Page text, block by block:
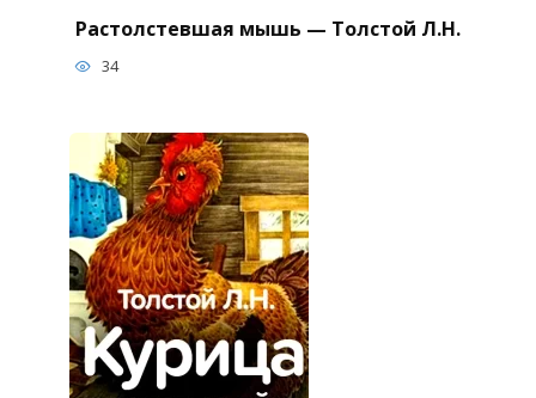
Растолстевшая мышь — Толстой Л.Н.
34